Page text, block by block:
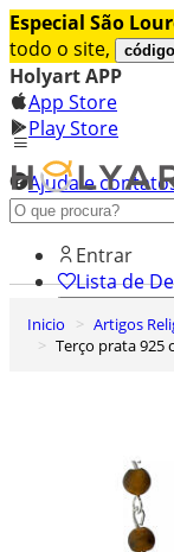
Especial São
todo o site,
Holyart APP
App Store
Play Store
Ajuda e
Conheça premium
Entrar
Lista de
0
Carrinho de
Inicio Artigos
Terço prata